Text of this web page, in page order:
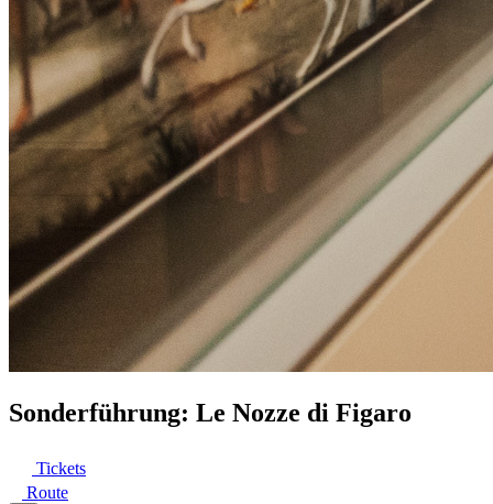
Sonderführung: Le Nozze di Figaro
Tickets
Route